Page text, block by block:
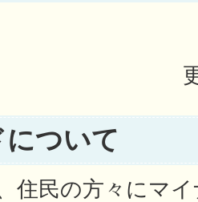
ついて
住民の方々にマ